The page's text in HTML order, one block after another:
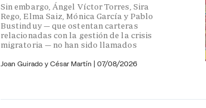
Sin embargo, Ángel Víctor Torres, Sira
Rego, Elma Saiz, Mónica García y Pablo
Bustinduy — que ostentan carteras
relacionadas con la gestión de la crisis
migratoria — no han sido llamados
Joan Guirado y César Martín | 07/08/2026